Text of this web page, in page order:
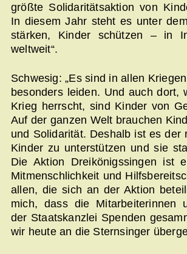
größte Solidaritätsaktion von
In diesem Jahr steht es unter
stärken, Kinder schützen – in
weltweit“.
Schwesig: „Es sind in allen
besonders leiden. Und auch dort,
Krieg herrscht, sind Kinder von
Auf der ganzen Welt brauchen
und Solidarität. Deshalb ist es der
Kinder zu unterstützen und sie
Die Aktion Dreikönigssingen ist
Mitmenschlichkeit und
allen, die sich an der Aktion
mich, dass die Mitarbeiterinnen
der Staatskanzlei Spenden
wir heute an die Sternsinger